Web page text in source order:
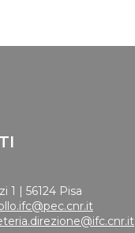
1 | 56124 Pisa